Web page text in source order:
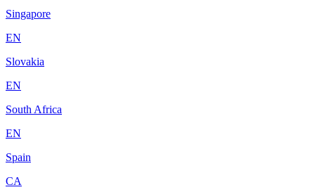
Singapore
EN
Slovakia
EN
South Africa
EN
Spain
CA